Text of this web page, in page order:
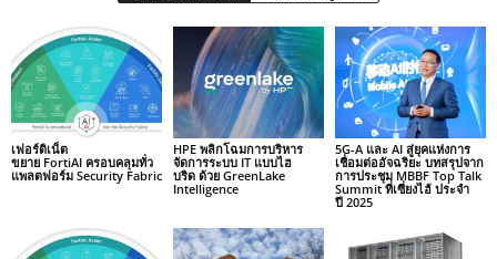
เฟอร์ติเน็ต
ขยาย FortiAI ครอบคลุมทั่ว
แพลตฟอร์ม Security Fabric
HPE พลิกโฉมการบริหาร
จัดการระบบ IT แบบไฮ
บริด ด้วย GreenLake
Intelligence
5G-A และ AI สู่ยุคแห่งการ
เชื่อมต่ออัจฉริยะ บทสรุปจาก
การประชุม MBBF Top Talk
Summit ที่เซี่ยงไฮ้ ประจำ
ปี 2025